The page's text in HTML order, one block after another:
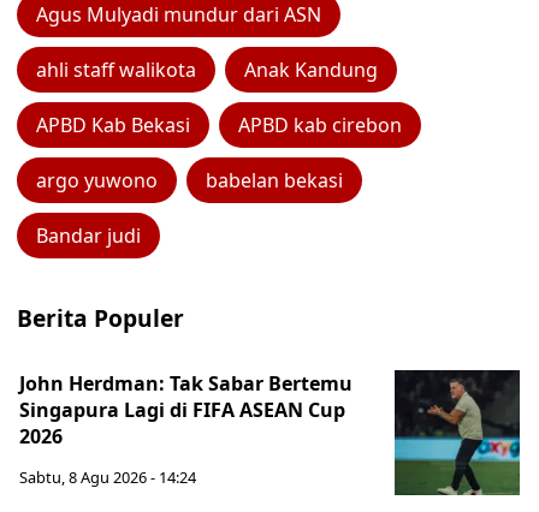
Agus Mulyadi mundur dari ASN
ahli staff walikota Anak Kandung
APBD Kab Bekasi APBD kab cirebon
argo yuwono babelan bekasi
Bandar judi
Berita Populer
John Herdman: Tak Sabar Bertemu
Singapura Lagi di FIFA ASEAN Cup
2026
Sabtu, 8 Agu 2026 - 14:24